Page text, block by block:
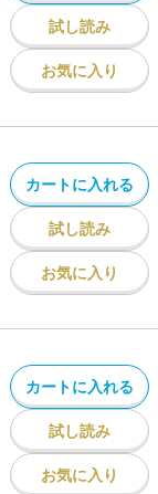
試し読み
お気に入り
カートに入れる
試し読み
お気に入り
カートに入れる
試し読み
お気に入り